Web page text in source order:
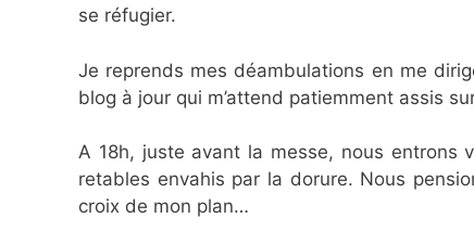
se réfugier.
Je reprends mes déambulations en me
blog à jour qui m’attend patiemment assis
A 18h, juste avant la messe, nous entrons
retables envahis par la dorure. Nous
croix de mon plan…